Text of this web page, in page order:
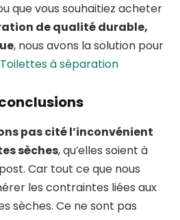
que vous souhaitiez acheter
de qualité durable,
, nous avons la solution pour
Toilettes à séparation
pas cité l’inconvénient
sèches, qu’elles soient à
Car tout ce que nous
les contraintes liées aux
sèches. Ce ne sont pas